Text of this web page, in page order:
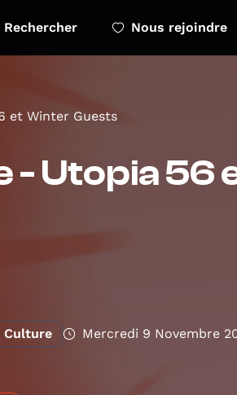
Rechercher Nous rejoindre
et Winter Guests
- Utopia 56
Culture Mercredi 9 Novembre